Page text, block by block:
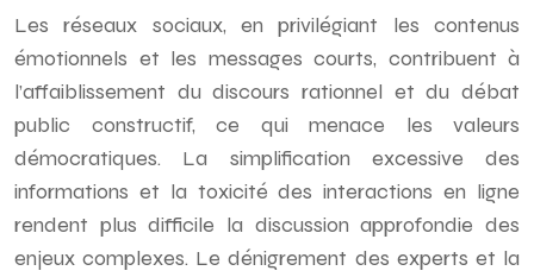
Les réseaux sociaux, en privilégiant les contenus
émotionnels et les messages courts, contribuent à
l’affaiblissement du discours rationnel et du débat
public constructif, ce qui menace les valeurs
démocratiques. La simplification excessive des
informations et la toxicité des interactions en ligne
rendent plus difficile la discussion approfondie des
enjeux complexes. Le dénigrement des experts et la